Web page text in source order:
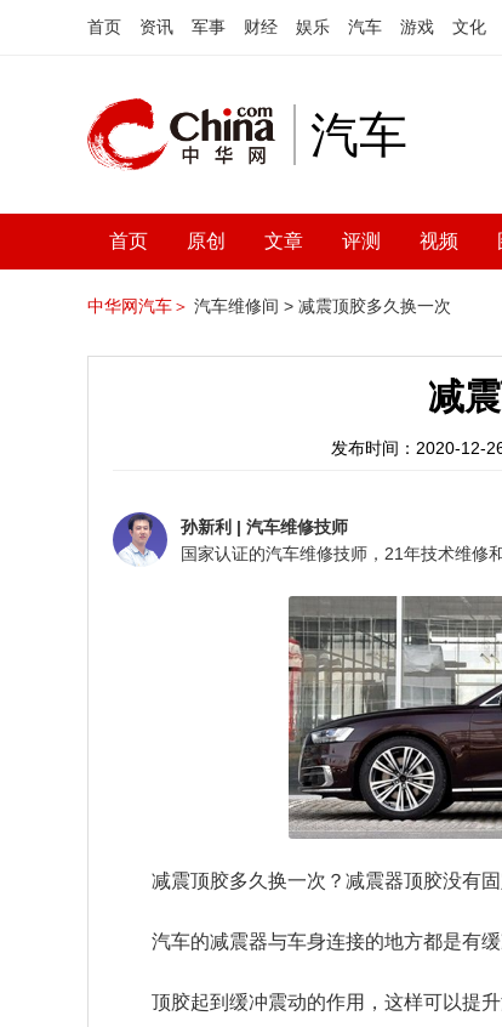
首页 资讯 军事 财经 娱乐 汽车 游戏 文化
汽车
首页 原创 文章 评测 视频
中华网汽车＞ 汽车维修间 > 减震顶胶多久换一次
减
发布时间：2020-12-
孙新利 | 汽车维修技师
减震顶胶多久换一次？ 减震器顶胶没有
汽车的减震器与车身连接的地方都是有
顶胶起到缓冲震动的作用，这样可以提升